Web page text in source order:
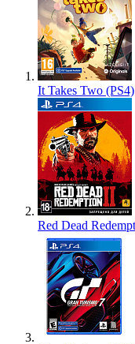
It Takes Two (PS4)
Red Dead